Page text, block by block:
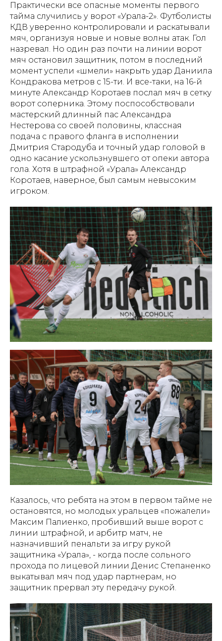
Практически все опасные моменты первого
тайма случились у ворот «Урала-2». Футболисты
КДВ уверенно контролировали и раскатывали
мяч, организуя новые и новые волны атак. Гол
назревал. Но один раз почти на линии ворот
мяч остановил защитник, потом в последний
момент успели «шмели» накрыть удар Даниила
Кондракова метров с 15-ти. И все-таки, на 16-й
минуте Александр Коротаев послал мяч в сетку
ворот соперника. Этому поспособствовали
мастерский длинный пас Александра
Нестерова со своей половины, классная
подача с правого фланга в исполнении
Дмитрия Стародуба и точный удар головой в
одно касание ускользнувшего от опеки автора
гола. Хотя в штрафной «Урала» Александр
Коротаев, наверное, был самым невысоким
игроком.
Казалось, что ребята на этом в первом тайме не
остановятся, но молодых уральцев «пожалели»
Максим Палиенко, пробивший выше ворот с
линии штрафной, и арбитр матч, не
назначивший пенальти за игру рукой
защитника «Урала», - когда после сольного
прохода по лицевой линии Денис Степаненко
выкатывал мяч под удар партнерам, но
защитник прервал эту передачу рукой.